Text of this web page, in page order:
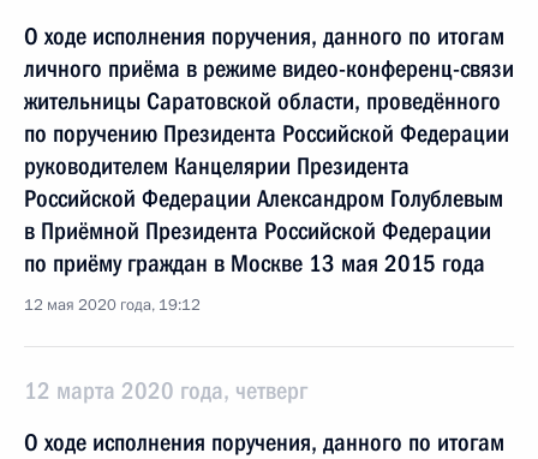
О ходе исполнения поручения, данного по итогам
личного приёма в режиме видео-конференц-связи
жительницы Саратовской области, проведённого
по поручению Президента Российской Федерации
руководителем Канцелярии Президента
Российской Федерации Александром Голублевым
в Приёмной Президента Российской Федерации
по приёму граждан в Москве 13 мая 2015 года
12 мая 2020 года, 19:12
12 марта 2020 года, четверг
О ходе исполнения поручения, данного по итогам